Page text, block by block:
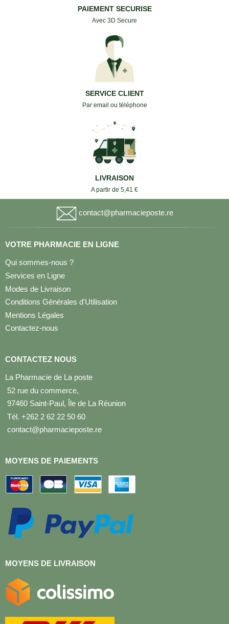
PAIEMENT SECURISE
Avec 3D Secure
SERVICE CLIENT
Par email ou téléphone
LIVRAISON
A partir de 5,41 €
contact@pharmacieposte.re
VOTRE PHARMACIE EN LIGNE
Qui sommes-nous ?
Services en Ligne
Modes de Livraison
Conditions Générales d'Utilisation
Mentions Légales
Contactez-nous
CONTACTEZ NOUS
La Pharmacie de La poste
52 rue du commerce,
97460 Saint-Paul, Île de La Réunion
Tél. +262 2 62 22 50 60
contact@pharmacieposte.re
MOYENS DE PAIEMENTS
MOYENS DE LIVRAISON